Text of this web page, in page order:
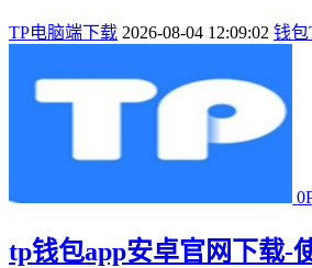
TP电脑端下载 2026-08-04 12:09:02 钱包
tp钱包app安卓官网下载-